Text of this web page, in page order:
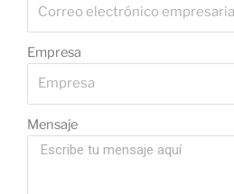
Empresa
Mensaje